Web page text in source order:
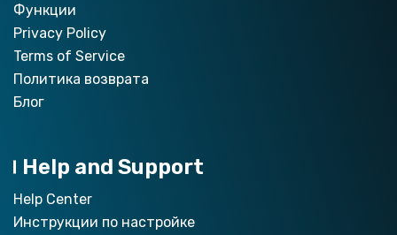
Функции
Privacy Policy
Terms of Service
Политика возврата
Блог
Help and Support
Help Center
Инструкции по настройкe